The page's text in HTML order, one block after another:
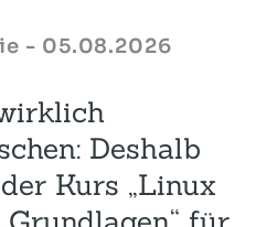
- 05.08.2026
Deshalb
Kurs „Linux